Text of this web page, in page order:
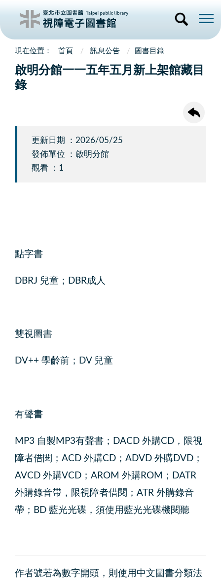
首頁 訊息公告 圖書目錄
啟明分館一一五年五月新上架館藏目
錄
更新日期 ：2026/05/25
發佈單位 ：啟明分館
觀看 ：1
點字書
DBRJ 兒童；DBR成人
雙視圖書
DV++ 學齡前；DV 兒童
有聲書
MP3 自製MP3有聲書；DACD 外購CD，限視
障者借閱；ACD 外購CD；ADVD 外購DVD；
AVCD 外購VCD；AROM 外購ROM；DATR
外購錄音帶，限視障者借閱；ATR 外購錄音
帶；BD 藍光光碟，須使用藍光光碟機閱聽
作者號若為數字開頭，則使用中文圖書分類法